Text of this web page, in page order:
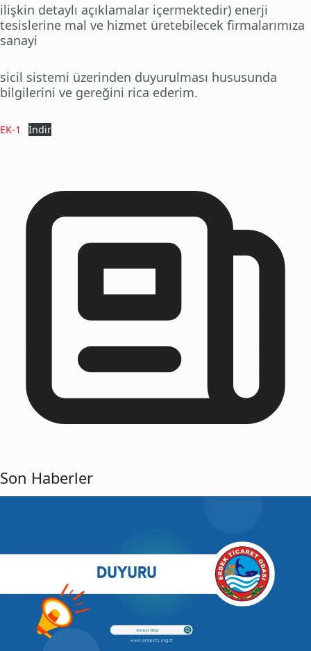
ilişkin detaylı açıklamalar içermektedir) enerji
tesislerine mal ve hizmet üretebilecek firmalarımıza
sanayi
sicil sistemi üzerinden duyurulması hususunda
bilgilerini ve gereğini rica ederim.
EK-1 İndir
Son Haberler